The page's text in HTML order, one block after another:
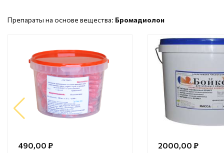
Препараты на основе вещества: Бромадиолон
490,00 ₽ 2000,00 ₽